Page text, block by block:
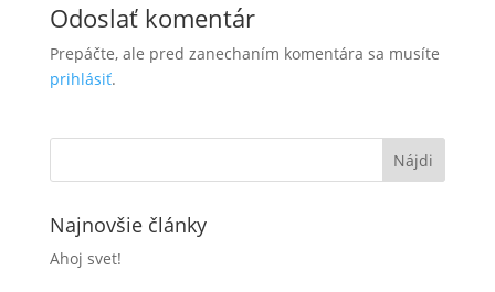
Odoslať komentár
Prepáčte, ale pred zanechaním komentára sa musíte
prihlásiť.
Najnovšie články
Ahoj svet!